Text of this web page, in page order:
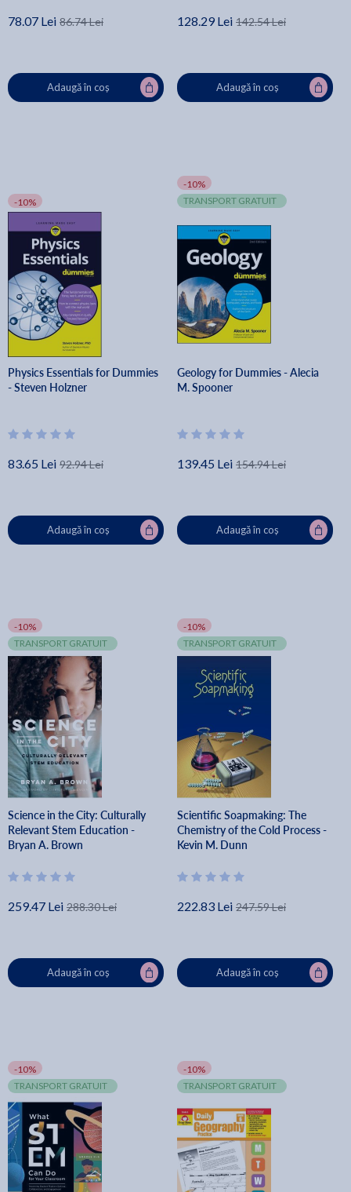
78.07 Lei 86.74 Lei
Adaugă în coș
128.29 Lei 142.54 Lei
Adaugă în coș
-10%
Physics Essentials for Dummies
- Steven Holzner
83.65 Lei 92.94 Lei
Adaugă în coș
-10%
TRANSPORT GRATUIT
Geology for Dummies - Alecia
M. Spooner
139.45 Lei 154.94 Lei
Adaugă în coș
-10%
TRANSPORT GRATUIT
Science in the City: Culturally
Relevant Stem Education -
Bryan A. Brown
259.47 Lei 288.30 Lei
Adaugă în coș
-10%
TRANSPORT GRATUIT
Scientific Soapmaking: The
Chemistry of the Cold Process -
Kevin M. Dunn
222.83 Lei 247.59 Lei
Adaugă în coș
-10%
TRANSPORT GRATUIT
-10%
TRANSPORT GRATUIT